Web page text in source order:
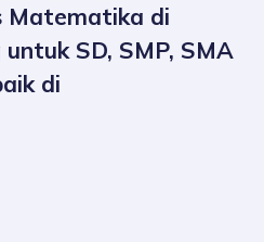
Matematika di
SD, SMP, SMA
di